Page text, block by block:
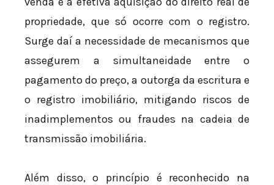
propriedade, que só ocorre com o registro.
Surge daí a necessidade de mecanismos que
assegurem a simultaneidade entre o
pagamento do preço, a outorga da escritura e
o registro imobiliário, mitigando riscos de
inadimplementos ou fraudes na cadeia de
transmissão imobiliária.
Além disso, o princípio é reconhecido na